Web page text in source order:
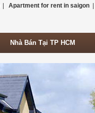
Apartment for rent in saigon
Nhà Bán Tại TP HCM
Nhà Bán Tại TP HCM